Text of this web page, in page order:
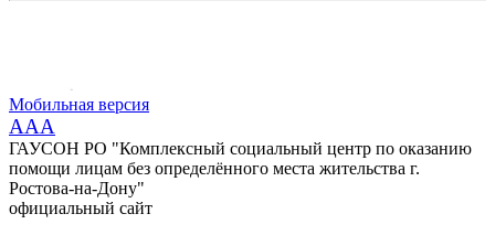
Мобильная версия
AAA
ГАУСОН РО "Комплексный социальный центр по оказанию
помощи лицам без определённого места жительства г.
Ростова-на-Дону"
официальный сайт